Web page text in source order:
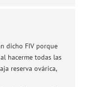
dicho FIV porque
hacerme todas las
reserva ovárica,